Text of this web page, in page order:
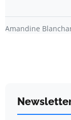
Amandine